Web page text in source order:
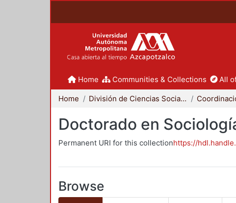
Home Communities & Collections All
Home División de Ciencias Sociales y Humanidades
Doctorado en
Permanent URI for this collectionhttps://
Browse